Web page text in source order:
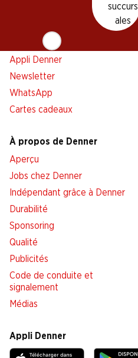
succurs
ales
Abonner l'Hebdo Denner
Liste d'achats
Appli Denner
Newsletter
WhatsApp
Cartes cadeaux
À propos de Denner
Aperçu
Jobs chez Denner
Indépendant grâce à Denner
Durabilité
Sponsoring
Qualité
Publicités
Code de conduite et
signalement
Médias
Appli Denner